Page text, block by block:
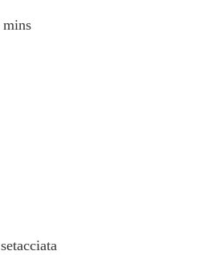
mins
setacciata